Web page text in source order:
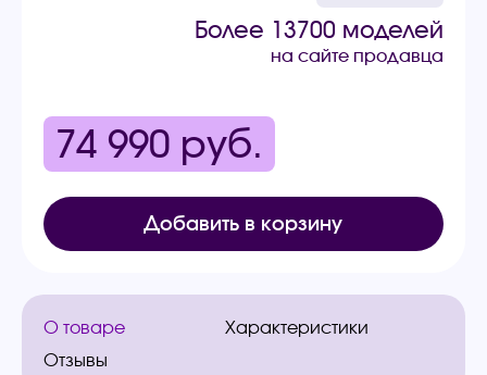
Более 13700 моделей
на сайте продавца
74 990 руб.
Добавить в корзину
О товаре
Характеристики
Отзывы